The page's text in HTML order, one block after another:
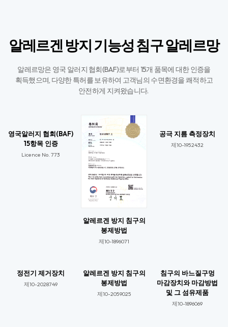
알레르겐 방지 기능성 침구 알레르망
알레르망은 영국 알러지 협회(BAF)로부터 15개 품목에 대한 인증을
획득했으며, 다양한 특허를 보유하여 고객님의 수면환경을 쾌적하고
안전하게 지켜왔습니다. ​
영국알러지 협회(BAF)
15항목 인증
Licence No. 773​
알레르겐 방지 침구의
봉제방법
제10-1896071​
공극 지름 측정장치
제10-1952432
정전기 제거장치
제10-2028749​
알레르겐 방지 침구의
봉제방법
제10-2059025​​
침구의 바느질구멍
마감장치와 마감방법
및 그 섬유제품
제10-1896069​​